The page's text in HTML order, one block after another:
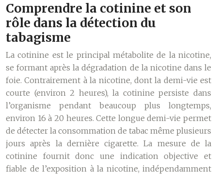
Comprendre la cotinine et son
rôle dans la détection du
tabagisme
La cotinine est le principal métabolite de la nicotine,
se formant après la dégradation de la nicotine dans le
foie. Contrairement à la nicotine, dont la demi-vie est
courte (environ 2 heures), la cotinine persiste dans
l’organisme pendant beaucoup plus longtemps,
environ 16 à 20 heures. Cette longue demi-vie permet
de détecter la consommation de tabac même plusieurs
jours après la dernière cigarette. La mesure de la
cotinine fournit donc une indication objective et
fiable de l’exposition à la nicotine, indépendamment